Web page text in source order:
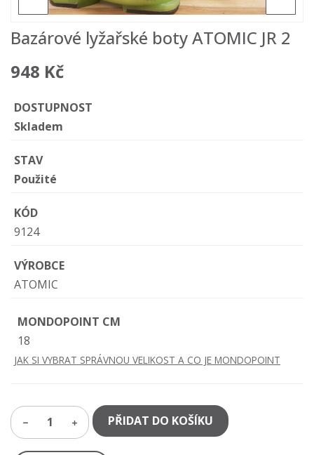
Bazárové lyžařské boty ATOMIC JR 2
948 Kč
DOSTUPNOST
Skladem
STAV
Použité
KÓD
9124
VÝROBCE
ATOMIC
MONDOPOINT CM
18
JAK SI VYBRAT SPRÁVNOU VELIKOST A CO JE MONDOPOINT
1 PŘIDAT DO KOŠÍKU